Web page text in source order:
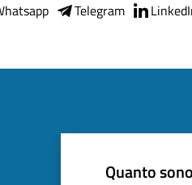
Telegram
Quanto